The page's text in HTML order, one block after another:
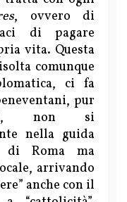
, ovvero di
di pagare
vita. Questa
comunque
ci fa
pur
non si
nella guida
di Roma ma
arrivando
anche con il